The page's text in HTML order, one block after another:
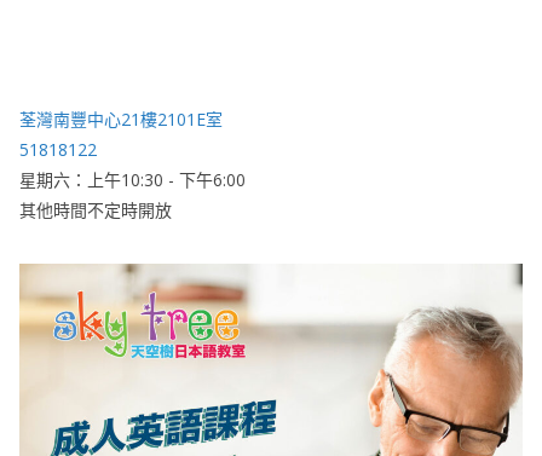
荃灣南豐中心21樓2101E室
51818122
星期六：上午10:30 - 下午6:00
其他時間不定時開放